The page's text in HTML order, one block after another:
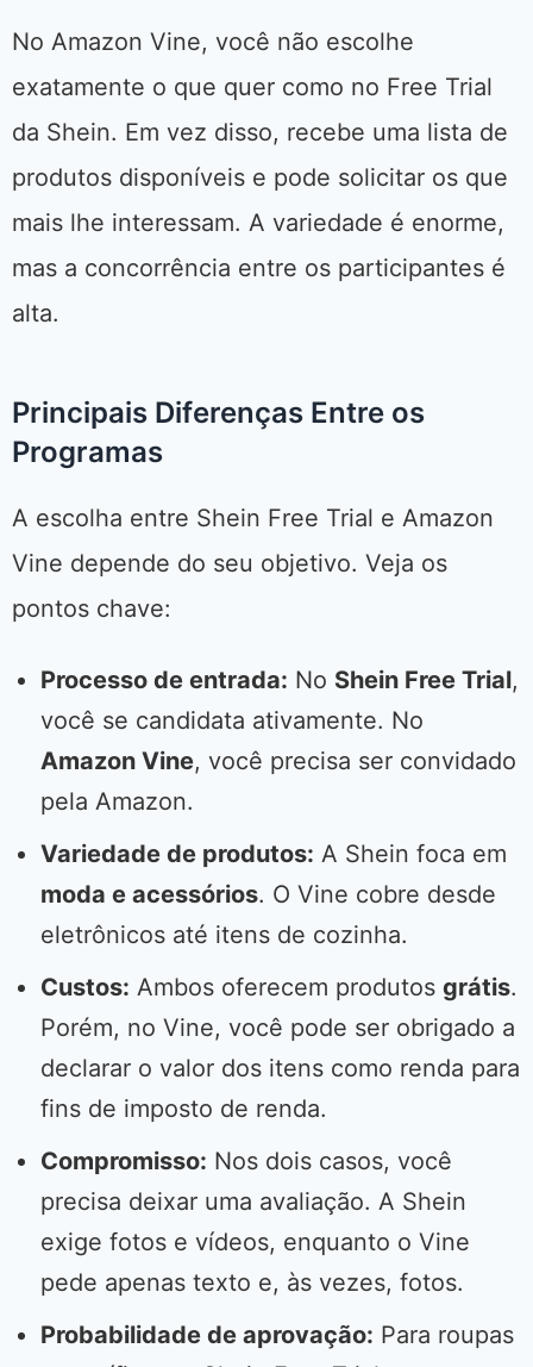
No Amazon Vine, você não escolhe
exatamente o que quer como no Free Trial
da Shein. Em vez disso, recebe uma lista de
produtos disponíveis e pode solicitar os que
mais lhe interessam. A variedade é enorme,
mas a concorrência entre os participantes é
alta.
Principais Diferenças Entre os
Programas
A escolha entre Shein Free Trial e Amazon
Vine depende do seu objetivo. Veja os
pontos chave:
Processo de entrada: No Shein Free Trial,
você se candidata ativamente. No
Amazon Vine, você precisa ser convidado
pela Amazon.
Variedade de produtos: A Shein foca em
moda e acessórios. O Vine cobre desde
eletrônicos até itens de cozinha.
Custos: Ambos oferecem produtos grátis.
Porém, no Vine, você pode ser obrigado a
declarar o valor dos itens como renda para
fins de imposto de renda.
Compromisso: Nos dois casos, você
precisa deixar uma avaliação. A Shein
exige fotos e vídeos, enquanto o Vine
pede apenas texto e, às vezes, fotos.
Probabilidade de aprovação: Para roupas